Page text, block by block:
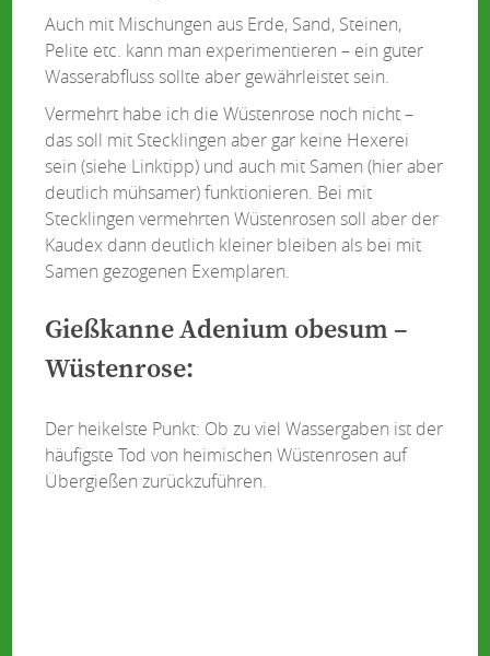
Auch mit Mischungen aus Erde, Sand, Steinen,
Pelite etc. kann man experimentieren – ein guter
Wasserabfluss sollte aber gewährleistet sein.
Vermehrt habe ich die Wüstenrose noch nicht –
das soll mit Stecklingen aber gar keine Hexerei
sein (siehe Linktipp) und auch mit Samen (hier aber
deutlich mühsamer) funktionieren. Bei mit
Stecklingen vermehrten Wüstenrosen soll aber der
Kaudex dann deutlich kleiner bleiben als bei mit
Samen gezogenen Exemplaren.
Gießkanne Adenium obesum –
Wüstenrose:
Der heikelste Punkt: Ob zu viel Wassergaben ist der
häufigste Tod von heimischen Wüstenrosen auf
Übergießen zurückzuführen.